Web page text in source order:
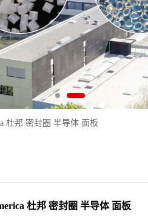
杜邦 密封圈 半导体 面板
杜邦 密封圈 半导体 面板